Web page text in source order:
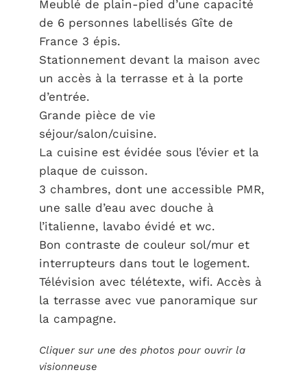
Meublé de plain-pied d’une capacité
de 6 personnes labellisés Gîte de
France 3 épis.
Stationnement devant la maison avec
un accès à la terrasse et à la porte
d’entrée.
Grande pièce de vie
séjour/salon/cuisine.
La cuisine est évidée sous l’évier et la
plaque de cuisson.
3 chambres, dont une accessible PMR,
une salle d’eau avec douche à
l’italienne, lavabo évidé et wc.
Bon contraste de couleur sol/mur et
interrupteurs dans tout le logement.
Télévision avec télétexte, wifi. Accès à
la terrasse avec vue panoramique sur
la campagne.
Cliquer sur une des photos pour ouvrir la
visionneuse